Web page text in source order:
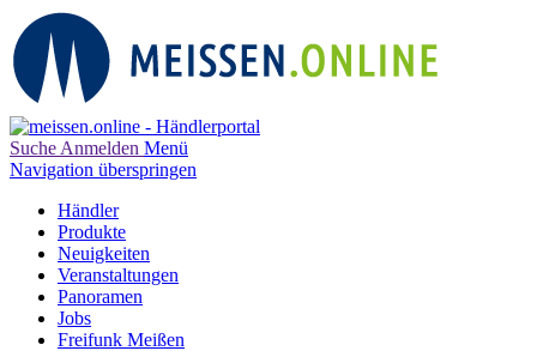
Suche Anmelden Menü
Navigation überspringen
Händler
Produkte
Neuigkeiten
Veranstaltungen
Panoramen
Jobs
Freifunk Meißen